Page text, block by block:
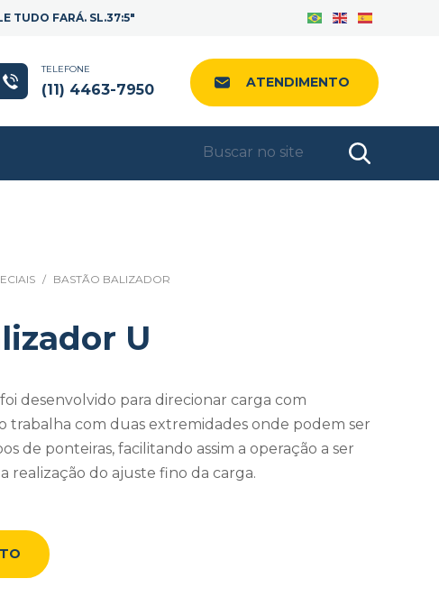
Instagram
LinkedIn
TUDO FARÁ. SL.37:5"
ATENDIMENTO
TELEFONE
(11) 4463-7950
/ BASTÃO BALIZADOR
U
foi desenvolvido para direcionar carga com
trabalha com duas extremidades onde podem ser
de ponteiras, facilitando assim a operação a ser
realização do ajuste fino da carga.